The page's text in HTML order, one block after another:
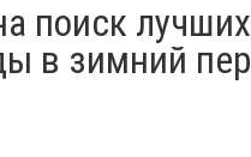
поиск
в зимний